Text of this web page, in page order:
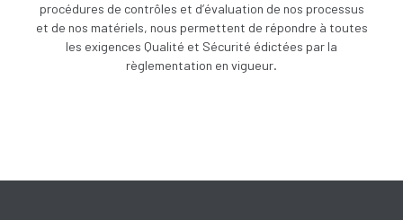
procédures de contrôles et d’évaluation de nos processus
et de nos matériels, nous permettent de répondre à toutes
les exigences Qualité et Sécurité édictées par la
règlementation en vigueur.